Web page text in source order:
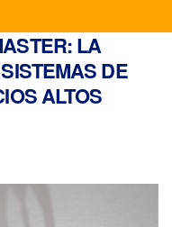
LA
DE
ALTOS